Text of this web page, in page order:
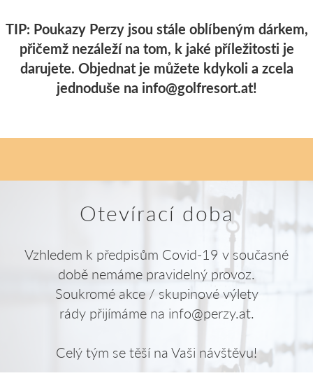
GANSLZEIT
bis Weihnachten
TIP: Poukazy Perzy jsou stále oblíbeným dárkem,
přičemž nezáleží na tom, k jaké příležitosti je
darujete. Objednat je můžete kdykoli a zcela
jednoduše na info@golfresort.at!
Otevírací doba
Vzhledem k předpisům Covid-19 v současné
době nemáme pravidelný provoz.
Soukromé akce / skupinové výlety
rády přijímáme na info@perzy.at.
Celý tým se těší na Vaši návštěvu!